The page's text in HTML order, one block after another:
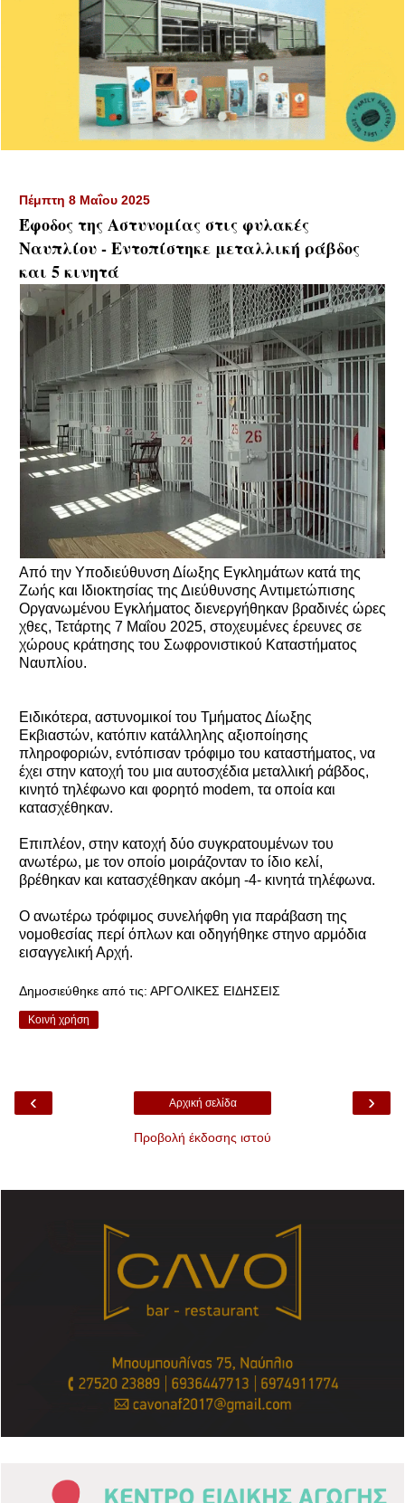
Πέμπτη 8 Μαΐου 2025
Έφοδος της Αστυνομίας στις φυλακές
Ναυπλίου - Εντοπίστηκε μεταλλική ράβδος
και 5 κινητά
Από την Υποδιεύθυνση Δίωξης Εγκλημάτων κατά της
Ζωής και Ιδιοκτησίας της Διεύθυνσης Αντιμετώπισης
Οργανωμένου Εγκλήματος διενεργήθηκαν βραδινές ώρες
χθες, Τετάρτης 7 Μαΐου 2025, στοχευμένες έρευνες σε
χώρους κράτησης του Σωφρονιστικού Καταστήματος
Ναυπλίου.
Ειδικότερα, αστυνομικοί του Τμήματος Δίωξης
Εκβιαστών, κατόπιν κατάλληλης αξιοποίησης
πληροφοριών, εντόπισαν τρόφιμο του καταστήματος, να
έχει στην κατοχή του μια αυτοσχέδια μεταλλική ράβδος,
κινητό τηλέφωνο και φορητό modem, τα οποία και
κατασχέθηκαν.
Επιπλέον, στην κατοχή δύο συγκρατουμένων του
ανωτέρω, με τον οποίο μοιράζονταν το ίδιο κελί,
βρέθηκαν και κατασχέθηκαν ακόμη -4- κινητά τηλέφωνα.
Ο ανωτέρω τρόφιμος συνελήφθη για παράβαση της
νομοθεσίας περί όπλων και οδηγήθηκε στηνo αρμόδια
εισαγγελική Αρχή.
Δημοσιεύθηκε από τις: ΑΡΓΟΛΙΚΕΣ ΕΙΔΗΣΕΙΣ
Κοινή χρήση
‹ ›
Αρχική σελίδα
Προβολή έκδοσης ιστού